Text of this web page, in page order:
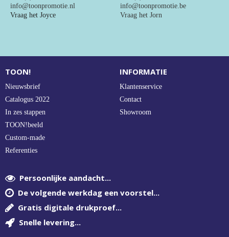
NIEUW
info@toonpromotie.nl
Vraag het Joyce
info@toonpromotie.be
Vraag het Jorn
TOON!
Nieuwsbrief
Catalogus 2022
In zes stappen
TOON!beeld
Custom-made
Referenties
INFORMATIE
Klantenservice
Contact
Showroom
Persoonlijke aandacht...
De volgende werkdag een voorstel...
Gratis digitale drukproef...
Snelle levering...